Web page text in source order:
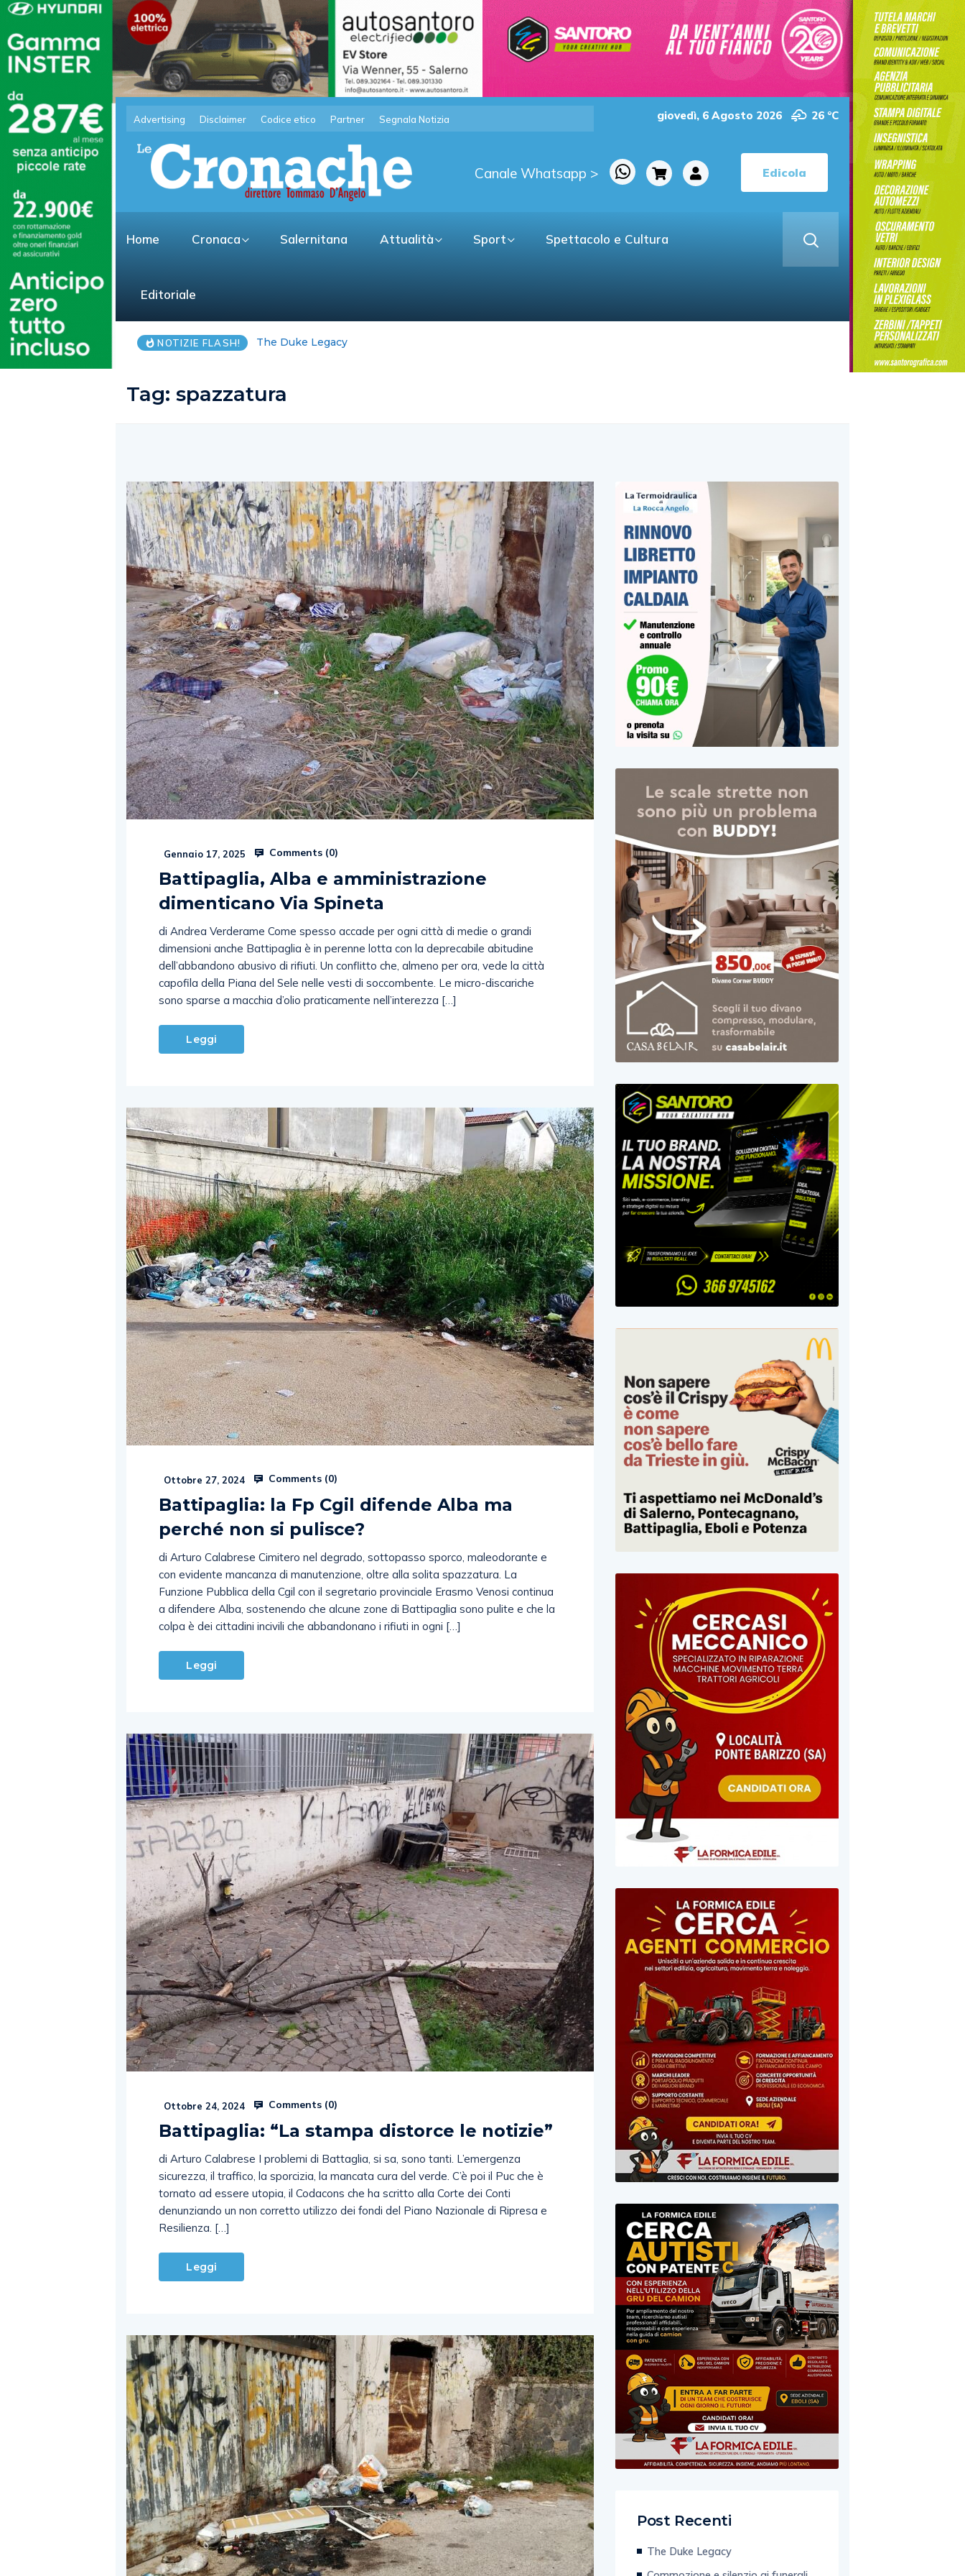
Advertising Disclaimer Codice etico Partner Segnala Notizia giovedì, 6 Agosto 2026 26 °C
Canale Whatsapp > Edicola
Home Cronaca Salernitana Attualità Sport Spettacolo e Cultura
Editoriale
NOTIZIE FLASH! Commozione e silenzio ai funerali di Luigi Esposito
Tag:spazzatura
Gennaio 17, 2025 Comments (0)
Battipaglia, Alba e amministrazione
dimenticano Via Spineta
di Andrea Verderame Come spesso accade per ogni città di medie o grandi
dimensioni anche Battipaglia è in perenne lotta con la deprecabile abitudine
dell’abbandono abusivo di rifiuti. Un conflitto che, almeno per ora, vede la città
capofila della Piana del Sele nelle vesti di soccombente. Le micro-discariche
sono sparse a macchia d’olio praticamente nell’interezza […]
Leggi
Ottobre 27, 2024 Comments (0)
Battipaglia: la Fp Cgil difende Alba ma
perché non si pulisce?
di Arturo Calabrese Cimitero nel degrado, sottopasso sporco, maleodorante e
con evidente mancanza di manutenzione, oltre alla solita spazzatura. La
Funzione Pubblica della Cgil con il segretario provinciale Erasmo Venosi continua
a difendere Alba, sostenendo che alcune zone di Battipaglia sono pulite e che la
colpa è dei cittadini incivili che abbandonano i rifiuti in ogni […]
Leggi
Ottobre 24, 2024 Comments (0)
Battipaglia: “La stampa distorce le notizie”
di Arturo Calabrese I problemi di Battaglia, si sa, sono tanti. L’emergenza
sicurezza, il traffico, la sporcizia, la mancata cura del verde. C’è poi il Puc che è
tornato ad essere utopia, il Codacons che ha scritto alla Corte dei Conti
denunziando un non corretto utilizzo dei fondi del Piano Nazionale di Ripresa e
Resilienza. […]
Leggi
Post Recenti
The Duke Legacy